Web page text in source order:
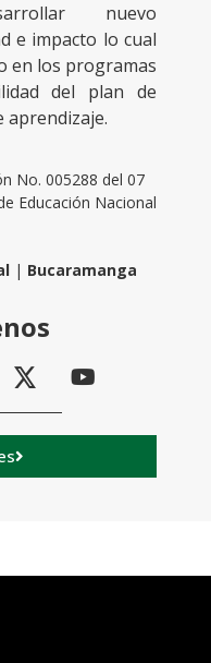
nuevo
e impacto lo cual
en los programas
del plan de
aprendizaje.
No. 005288 del 07
Educación Nacional
| Bucaramanga